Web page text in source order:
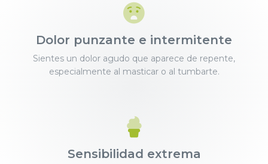
Dolor punzante e intermitente
Sientes un dolor agudo que aparece de repente,
especialmente al masticar o al tumbarte.
Sensibilidad extrema